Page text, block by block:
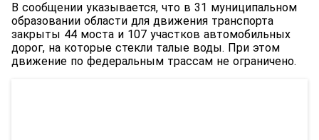
В сообщении указывается, что в 31 муниципальном
образовании области для движения транспорта
закрыты 44 моста и 107 участков автомобильных
дорог, на которые стекли талые воды. При этом
движение по федеральным трассам не ограничено.